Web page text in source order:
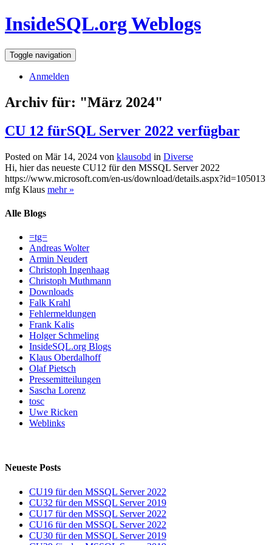
InsideSQL.org Weblogs
Toggle navigation
Anmelden
Archiv für: "März 2024"
CU 12 fürSQL Server 2022 verfügbar
Posted on Mär 14, 2024 von klausobd in Diverse
Hi, hier das neueste CU12 für den MSSQL Server 2022
https://www.microsoft.com/en-us/download/details.aspx?id=105013
mfg Klaus mehr »
Alle Blogs
=tg=
Andreas Wolter
Armin Neudert
Christoph Ingenhaag
Christoph Muthmann
Downloads
Falk Krahl
Fehlermeldungen
Frank Kalis
Holger Schmeling
InsideSQL.org Blogs
Klaus Oberdalhoff
Olaf Pietsch
Pressemitteilungen
Sascha Lorenz
tosc
Uwe Ricken
Weblinks
Neueste Posts
CU19 für den MSSQL Server 2022
CU32 für den MSSQL Server 2019
CU17 für den MSSQL Server 2022
CU16 für den MSSQL Server 2022
CU30 für den MSSQL Server 2019